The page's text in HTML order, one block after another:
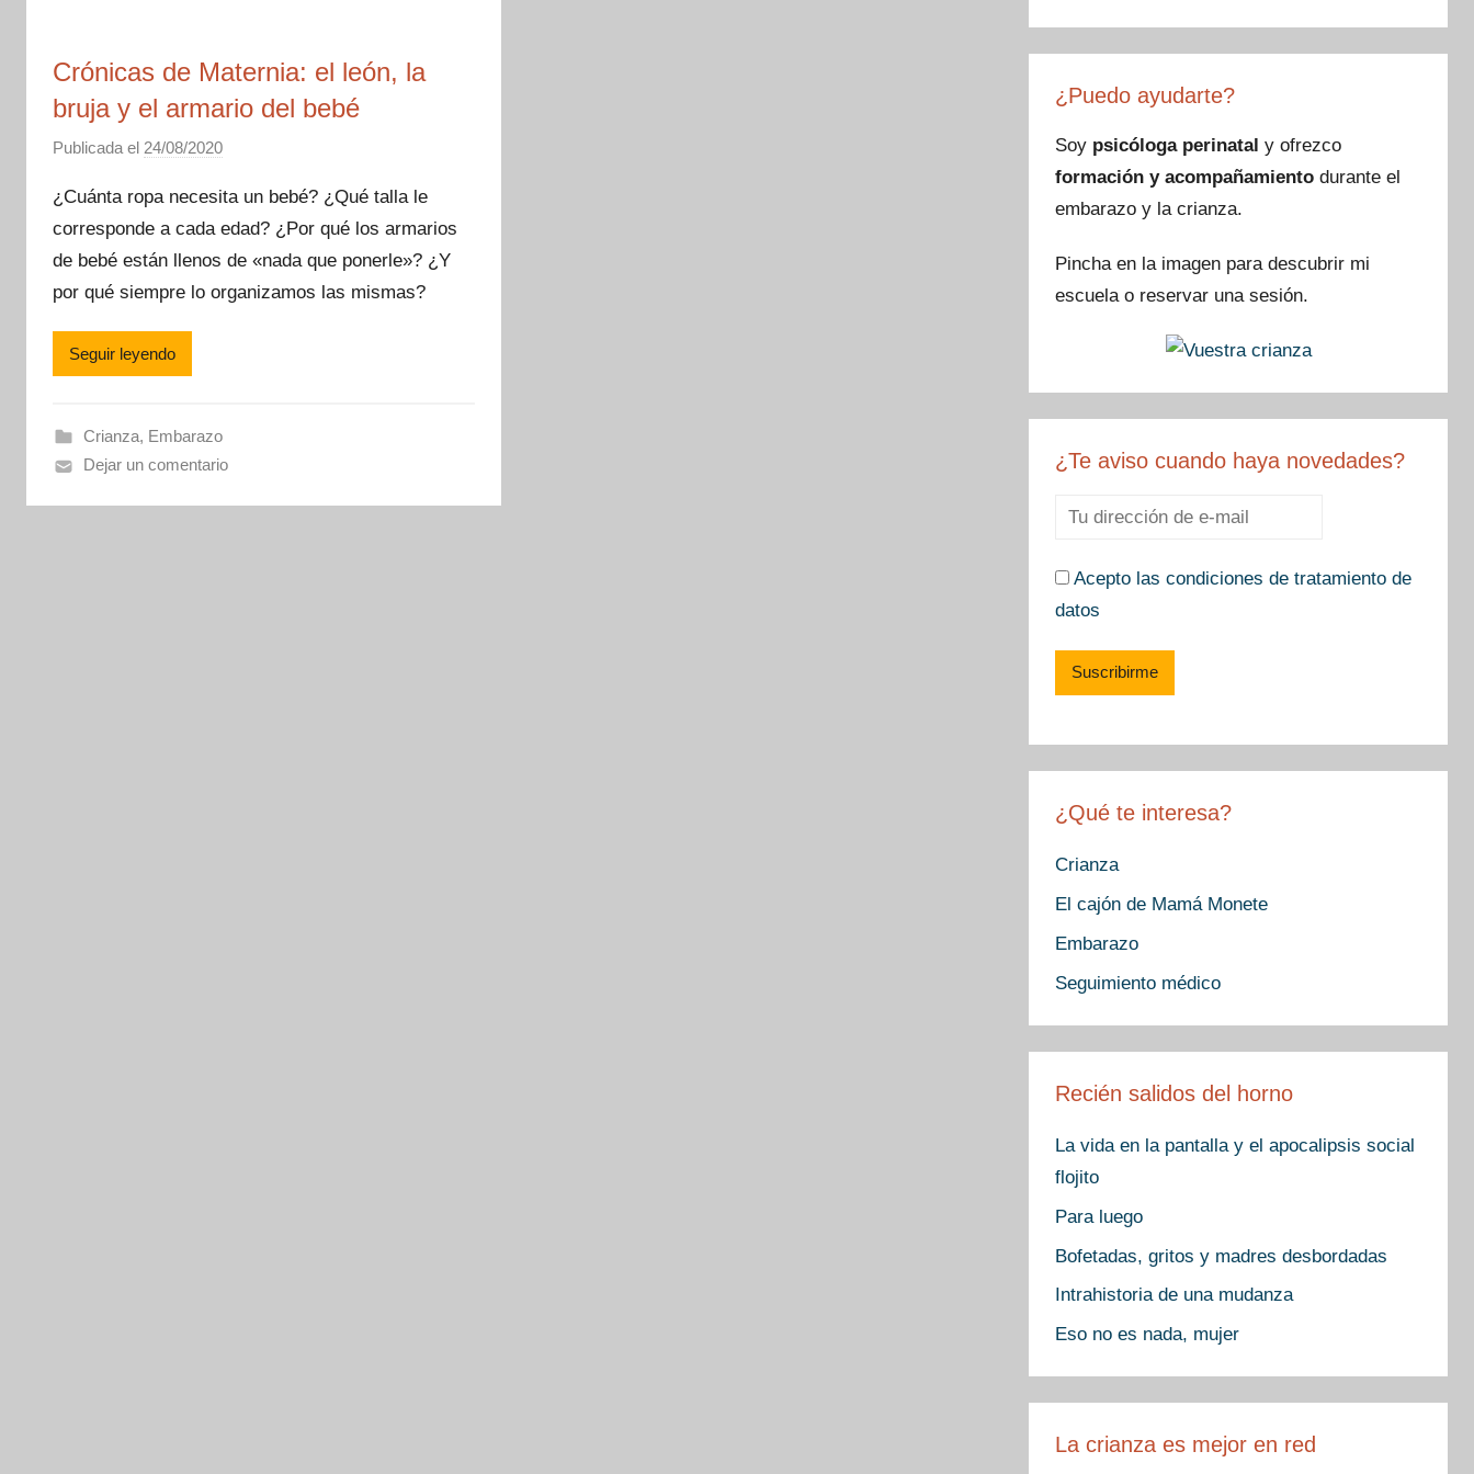
Crónicas de Maternia: el león, la
bruja y el armario del bebé
Publicada el 24/08/2020
r
M
a
m
t
¿Cuánta ropa necesita un bebé? ¿Qué talla le
corresponde a cada edad? ¿Por qué los armarios
de bebé están llenos de «nada que ponerle»? ¿Y
por qué siempre lo organizamos las mismas?
Seguir leyendo
Crianza, Embarazo
Dejar un comentario
c
e
o
o
k
a
gr
a
m
er
e
tt
er
¿Puedo ayudarte?
Soy psicóloga perinatal y ofrezco
formación y acompañamiento durante el
embarazo y la crianza.
Pincha en la imagen para descubrir mi
escuela o reservar una sesión.
¿Te aviso cuando haya novedades?
Acepto las condiciones de tratamiento de
datos
¿Qué te interesa?
Crianza
El cajón de Mamá Monete
Embarazo
Seguimiento médico
Recién salidos del horno
La vida en la pantalla y el apocalipsis social
flojito
Para luego
Bofetadas, gritos y madres desbordadas
Intrahistoria de una mudanza
Eso no es nada, mujer
La crianza es mejor en red